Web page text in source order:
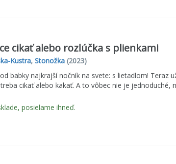
cikať alebo rozlúčka s plienkami
Kustra, Stonožka(2023)
babky najkrajší nočník na svete: s lietadlom! Teraz
cikať alebo kakať. A to vôbec nie je jednoduché,
posielame ihneď.